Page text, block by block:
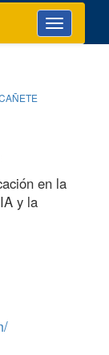
Toggle
navigation
en la
y la